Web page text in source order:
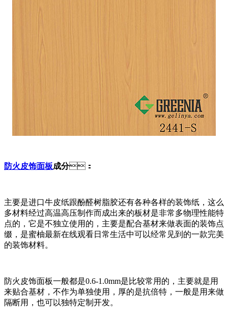
防火皮饰面板成分：
主要是进口牛皮纸跟酚醛树脂胶还有各种各样的装饰纸，这么
多材料经过高温高压制作而成出来的板材是非常多物理性能特
点的，它是不独立使用的，主要是配合基材来做表面的装饰点
缀，是蜜柚最新在线观看日常生活中可以经常见到的一款完美
的装饰材料。
防火皮饰面板一般都是0.6-1.0mm是比较常用的，主要就是用
来贴合基材，不作为单独使用，厚的是抗倍特，一般是用来做
隔断用，也可以独特定制开发。